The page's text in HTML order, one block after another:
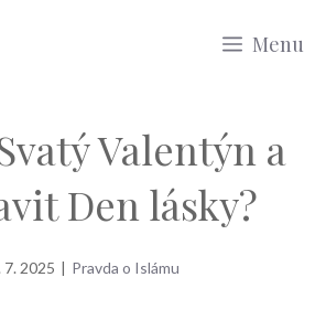
Menu
Valentýn a
Den lásky?
7. 2025 | Pravda o Islámu